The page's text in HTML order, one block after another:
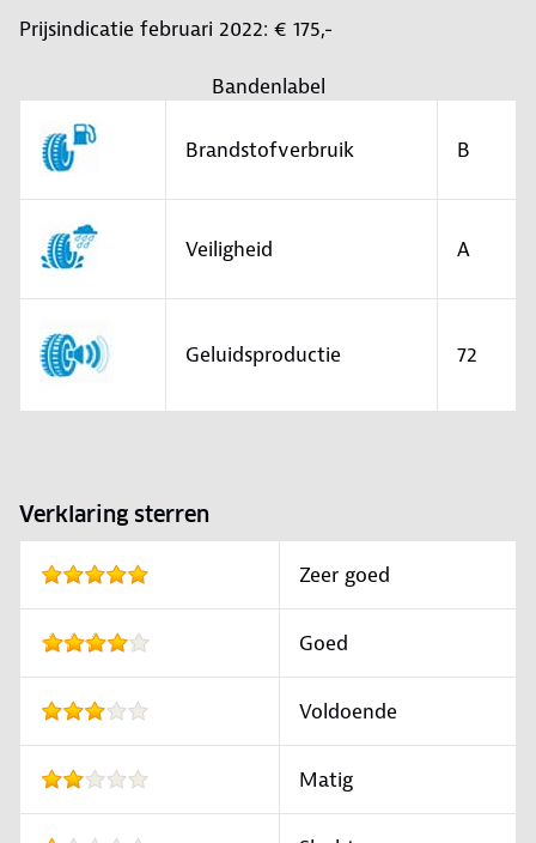
Prijsindicatie februari 2022: € 175,-
Bandenlabel
Brandstofverbruik B
Veiligheid A
Geluidsproductie 72
Verklaring sterren
Zeer goed
Goed
Voldoende
Matig